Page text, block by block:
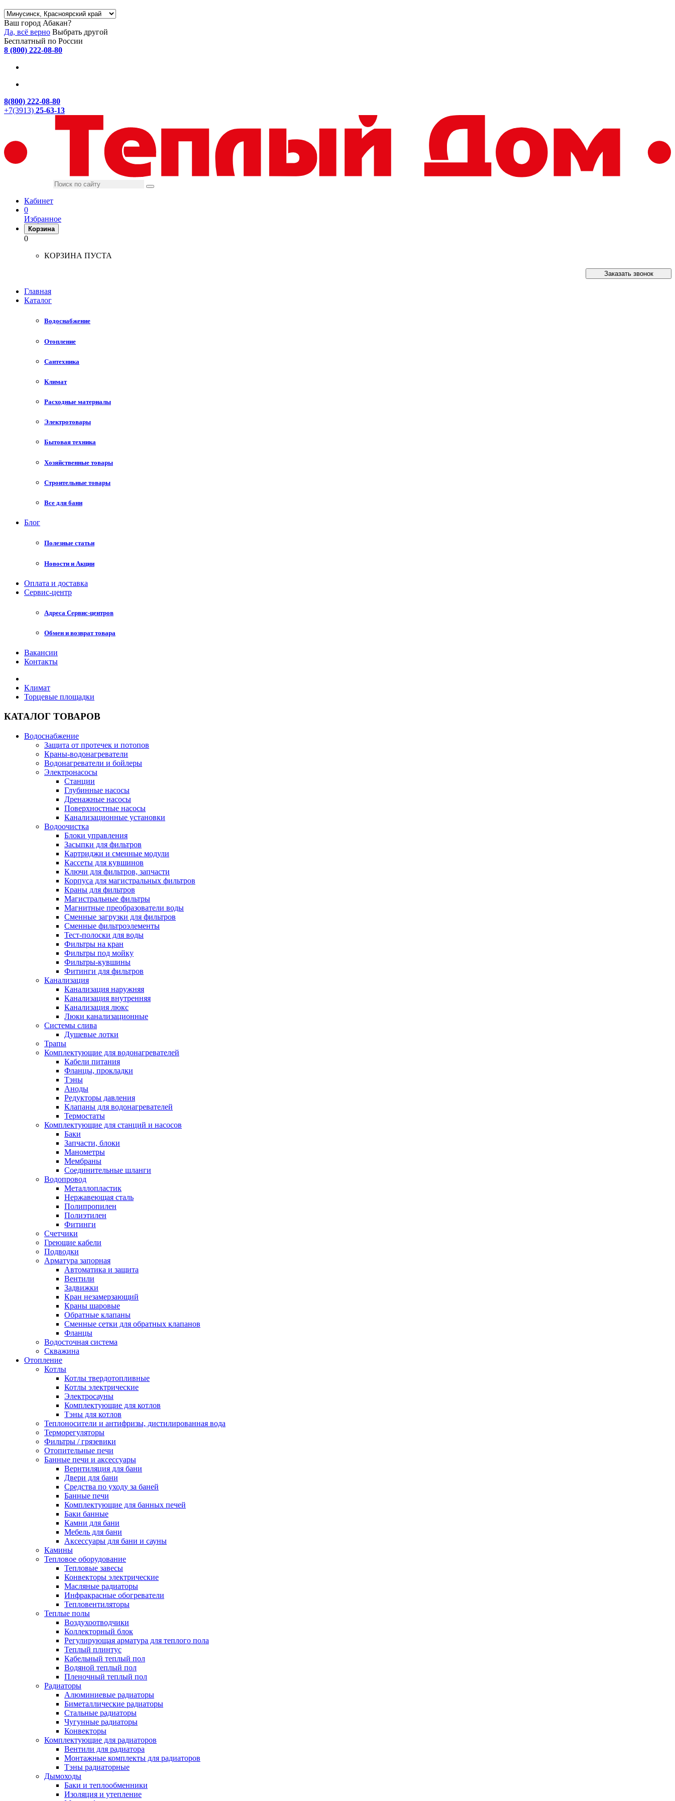
Ваш город Абакан?
Да, всё верно Выбрать другой
Бесплатный по России
8 (800) 222-08-80
8(800) 222-08-80
+7(3913) 25-63-13
Кабинет
0
Избранное
Корзина
0
КОРЗИНА ПУСТА
Заказать звонок
Главная
Каталог
Водоснабжение
Отопление
Сантехника
Климат
Расходные материалы
Электротовары
Бытовая техника
Хозяйственные товары
Строительные товары
Все для бани
Блог
Полезные статьи
Новости и Акции
Оплата и доставка
Сервис-центр
Адреса Сервис-центров
Обмен и возврат товара
Вакансии
Контакты
Климат
Торцевые площадки
КАТАЛОГ ТОВАРОВ
Водоснабжение
Защита от протечек и потопов
Краны-водонагреватели
Водонагреватели и бойлеры
Электронасосы
Станции
Глубинные насосы
Дренажные насосы
Поверхностные насосы
Канализационные установки
Водоочистка
Блоки управления
Засыпки для фильтров
Картриджи и сменные модули
Кассеты для кувшинов
Ключи для фильтров, запчасти
Корпуса для магистральных фильтров
Краны для фильтров
Магистральные фильтры
Магнитные преобразователи воды
Сменные загрузки для фильтров
Сменные фильтроэлементы
Тест-полоски для воды
Фильтры на кран
Фильтры под мойку
Фильтры-кувшины
Фитинги для фильтров
Канализация
Канализация наружняя
Канализация внутренняя
Канализация люкс
Люки канализационные
Системы слива
Душевые лотки
Трапы
Комплектующие для водонагревателей
Кабели питания
Фланцы, прокладки
Тэны
Аноды
Редукторы давления
Клапаны для водонагревателей
Термостаты
Комплектующие для станций и насосов
Баки
Запчасти, блоки
Манометры
Мембраны
Соединительные шланги
Водопровод
Металлопластик
Нержавеющая сталь
Полипропилен
Полиэтилен
Фитинги
Счетчики
Греющие кабели
Подводки
Арматура запорная
Автоматика и защита
Вентили
Задвижки
Кран незамерзающий
Краны шаровые
Обратные клапаны
Сменные сетки для обратных клапанов
Фланцы
Водосточная система
Скважина
Отопление
Котлы
Котлы твердотопливные
Котлы электрические
Электросауны
Комплектующие для котлов
Тэны для котлов
Теплоносители и антифризы, дистилированная вода
Терморегуляторы
Фильтры / грязевики
Отопительные печи
Банные печи и аксессуары
Вернтиляция для бани
Двери для бани
Средства по уходу за баней
Банные печи
Комплектующие для банных печей
Баки банные
Камни для бани
Мебель для бани
Аксессуары для бани и сауны
Камины
Тепловое оборудование
Тепловые завесы
Конвекторы электрические
Масляные радиаторы
Инфракрасные обогреватели
Тепловентиляторы
Теплые полы
Воздухоотводчики
Коллекторный блок
Регулирующая арматура для теплого пола
Теплый плинтус
Кабельный теплый пол
Водяной теплый пол
Пленочный теплый пол
Радиаторы
Алюминиевые радиаторы
Биметаллические радиаторы
Стальные радиаторы
Чугунные радиаторы
Конвекторы
Комплектующие для радиаторов
Вентили для радиатора
Монтажные комплекты для радиаторов
Тэны радиаторные
Дымоходы
Баки и теплообменники
Изоляция и утепление